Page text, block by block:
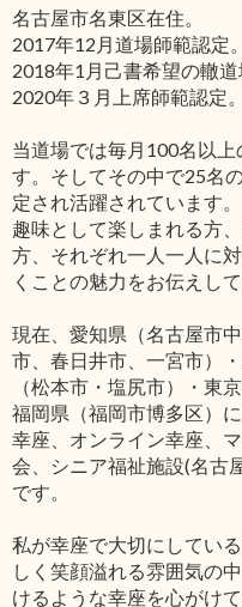
名古屋市名東区在住。
2017年12月道場師範認定。
2018年1月己書希望の轍
2020年３月上席師範認定。
当道場では毎月100名以
す。そしてその中で25名
定され活躍されています。
趣味として楽しまれる方
方、それぞれ一人一人に
くことの魅力をお伝えして
現在、愛知県（名古屋市
市、春日井市、一宮市）
（松本市・塩尻市）・東
福岡県（福岡市博多区）
幸座、オンライン幸座、
会、シニア福祉施設(名古
です。
私が幸座で大切にしてい
しく笑顔溢れる雰囲気の
けるような幸座を心がけて